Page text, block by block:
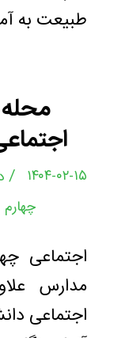
طبیعت به
۱۴۰۴-۰۲-۱۵ /
چهارم
اجتماعی
مدارس
اجتماعی